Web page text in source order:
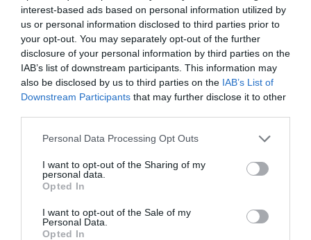
interest-based ads based on personal information utilized by
us or personal information disclosed to third parties prior to
your opt-out. You may separately opt-out of the further
disclosure of your personal information by third parties on the
IAB’s list of downstream participants. This information may
also be disclosed by us to third parties on the IAB’s List of
Downstream Participants that may further disclose it to other
Personal Data Processing Opt Outs
I want to opt-out of the Sharing of my
personal data.
Opted In
I want to opt-out of the Sale of my
Personal Data.
Opted In